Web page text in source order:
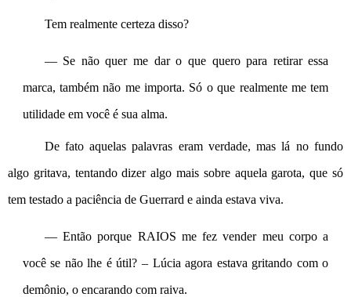
Tem realmente certeza disso?
— Se não quer me dar o que quero para retirar essa
marca, também não me importa. Só o que realmente me tem
utilidade em você é sua alma.
De fato aquelas palavras eram verdade, mas lá no fundo
algo gritava, tentando dizer algo mais sobre aquela garota, que só
tem testado a paciência de Guerrard e ainda estava viva.
— Então porque RAIOS me fez vender meu corpo a
você se não lhe é útil? – Lúcia agora estava gritando com o
demônio, o encarando com raiva.